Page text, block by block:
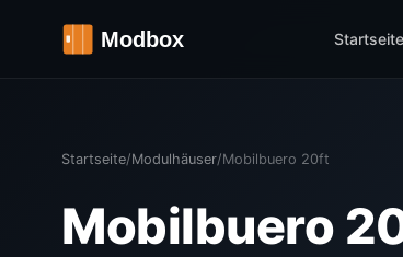
Startseite
Startseite/Modulhäuser/Mobilbuero 20ft
Mobilbuero